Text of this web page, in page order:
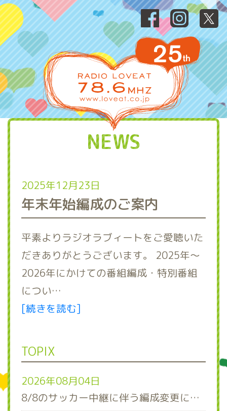
NEWS
2025年12月23日
年末年始編成のご案内
平素よりラジオラブィートをご愛聴いた
だきありがとうございます。 2025年～
2026年にかけての番組編成・特別番組
につい…
[続きを読む]
TOPIX
2026年08月04日
8/8のサッカー中継に伴う編成変更について